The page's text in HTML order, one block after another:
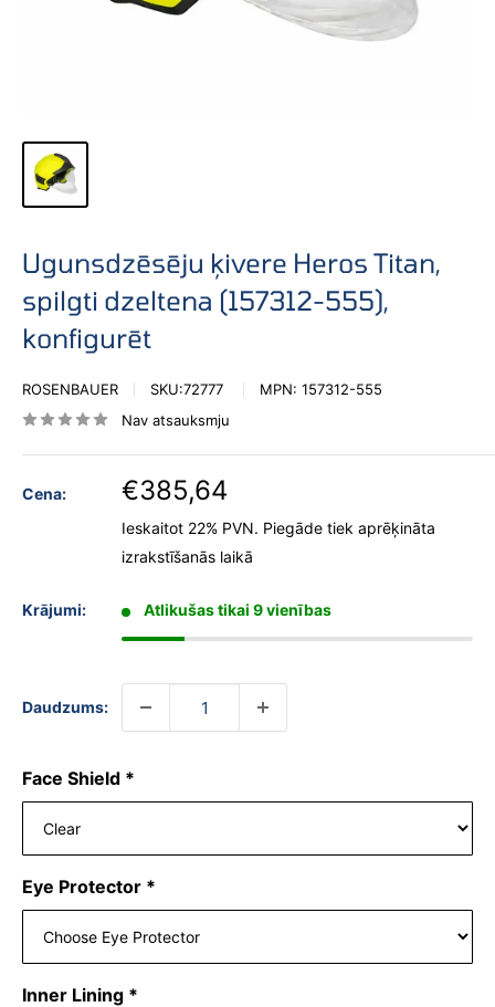
Ugunsdzēsēju ķivere Heros Titan,
spilgti dzeltena (157312-555),
konfigurēt
ROSENBAUER SKU:72777 MPN: 157312-555
Nav atsauksmju
Cena: €385,64
Ieskaitot 22% PVN. Piegāde tiek aprēķināta
izrakstīšanās laikā
Krājumi: Atlikušas tikai 9 vienības
Daudzums:
Face Shield *
Eye Protector *
Inner Lining *